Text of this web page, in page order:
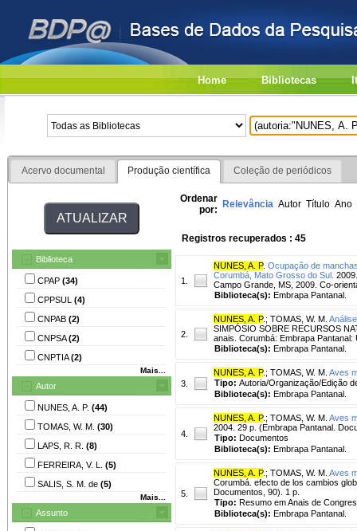
Home Bibliotecas
Acervo documental Produção científica Coleção de periódicos
Biblioteca
CPAP (34)
CPPSUL (4)
CNPAB (2)
CNPSA(2)
CNPTIA(2)
Mais...
Autor
NUNES, A. P. (44)
TOMAS, W. M. (30)
LAPS, R. R. (8)
FERREIRA, V. L. (5)
SALIS, S. M. de (5)
Mais...
Assunto
Ordenar
por: Relevância Autor Título Ano
Registros recuperados : 45
1.
NUNES, A. P. Ocupação de
Corumbá, Mato Grosso do Sul.
Campo Grande, MS, 2009. Co-
Biblioteca(s): Embrapa Pantanal.
2.
NUNES, A. P. ; TOMAS, W. M.
SIMPÓSIO SOBRE RECURSOS
anais. Corumbá: Embrapa
Biblioteca(s): Embrapa Pantanal.
3.
NUNES, A. P. ; TOMAS, W. M. Aves
Tipo: Autoria/Organização/Edição
Biblioteca(s): Embrapa Pantanal.
4.
NUNES, A. P. ; TOMAS, W. M. Aves
2004. 29 p. (Embrapa Pantanal.
Tipo: Documentos
Biblioteca(s): Embrapa Pantanal.
5.
NUNES, A. P. ; TOMAS, W. M. Aves
Corumbá. efecto de los cambios
Documentos, 90). 1 p.
Tipo: Resumo em Anais de
Biblioteca(s): Embrapa Pantanal.